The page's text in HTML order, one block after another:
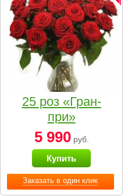
Заказать в один клик
25 роз «Гран-
при»
5 990руб.
Купить